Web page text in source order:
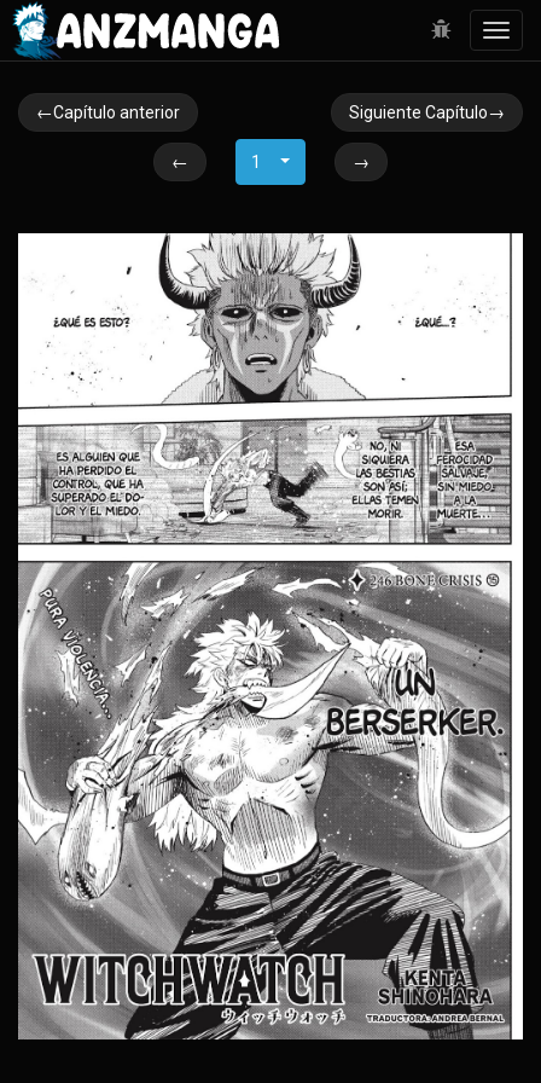
←Capítulo anterior Siguiente Capítulo→
← 1 →